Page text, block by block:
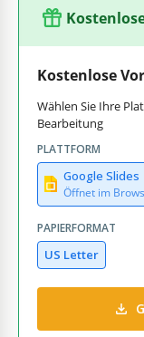
Kostenlose
Wählen Sie Ihre
Bearbeitung
PLATTFORM
Google Slides
Öffnet im
PAPIERFORMAT
US Letter